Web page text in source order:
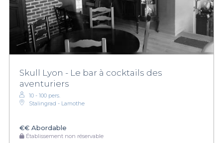
Skull Lyon - Le bar à cocktails des
aventuriers
10 - 100 pers.
Stalingrad - Lamothe
€€ Abordable
Établissement non réservable